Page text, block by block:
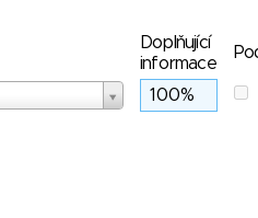
Doplňující
informace